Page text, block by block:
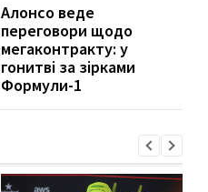
Алонсо веде
переговори щодо
мегаконтракту: у
гонитві за зірками
Формули-1